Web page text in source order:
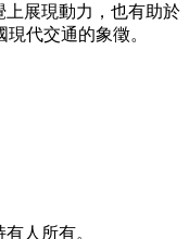
展現動力，也有助於
代交通的象徵。
人所有。